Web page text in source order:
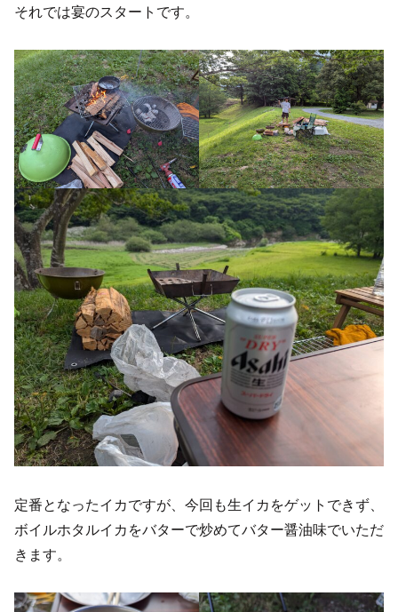
それでは宴のスタートです。
定番となったイカですが、今回も生イカをゲットできず、
ボイルホタルイカをバターで炒めてバター醤油味でいただ
きます。